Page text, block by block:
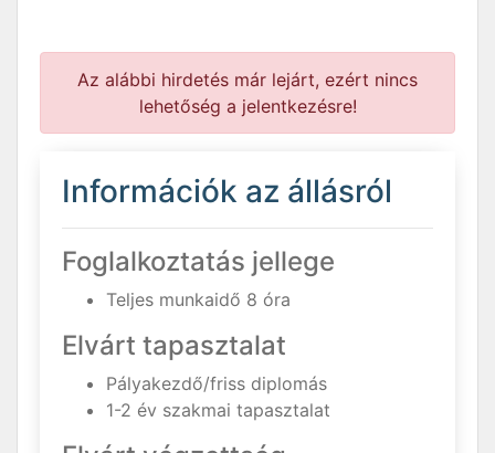
Az alábbi hirdetés már lejárt, ezért nincs
lehetőség a jelentkezésre!
Információk az állásról
Foglalkoztatás jellege
Teljes munkaidő 8 óra
Elvárt tapasztalat
Pályakezdő/friss diplomás
1-2 év szakmai tapasztalat